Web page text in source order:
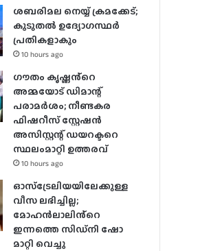
ശബരിമല നെയ്യ് ക്രമക്കേട്;
കൂടുതൽ ഉദ്യോഗസ്ഥർ
പ്രതികളാകും
10 hours ago
ഗൗതം കൃഷ്ണൻ്റെ
അമ്മയോട് ഡിമാന്റ്
പരാമർ‌ശം; നീണ്ടകര
ഫിഷറീസ് സ്റ്റേഷൻ
അസിസ്റ്റന്റ് ഡയറക്ടറെ
സ്ഥലംമാറ്റി ഉത്തരവ്
10 hours ago
ഓസ്‌ട്രേലിയയിലേക്കുള്ള
വീസ ലഭിച്ചില്ല;
മോഹൻലാലിൻ്റെ
ഇന്നത്തെ സിഡ്നി ഷോ
മാറ്റി വെച്ചു